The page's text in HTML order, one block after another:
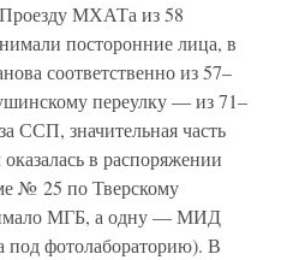
МХАТа из 58
посторонние лица, в
соответственно из 57–
переулку — из 71–
ССП, значительная часть
в распоряжении
№ 25 по Тверскому
МГБ, а одну — МИД
под фотолабораторию). В